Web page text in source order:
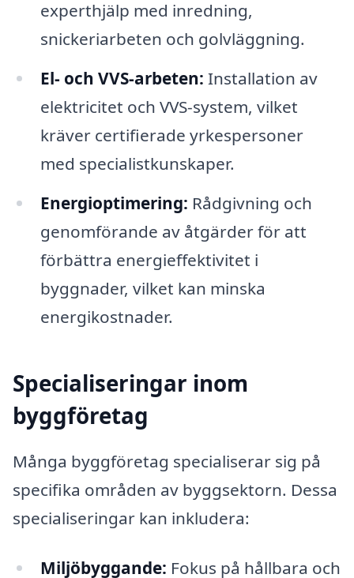
experthjälp med inredning,
snickeriarbeten och golvläggning.
El- och VVS-arbeten: Installation av
elektricitet och VVS-system, vilket
kräver certifierade yrkespersoner
med specialistkunskaper.
Energioptimering: Rådgivning och
genomförande av åtgärder för att
förbättra energieffektivitet i
byggnader, vilket kan minska
energikostnader.
Specialiseringar inom
byggföretag
Många byggföretag specialiserar sig på
specifika områden av byggsektorn. Dessa
specialiseringar kan inkludera:
Miljöbyggande: Fokus på hållbara och